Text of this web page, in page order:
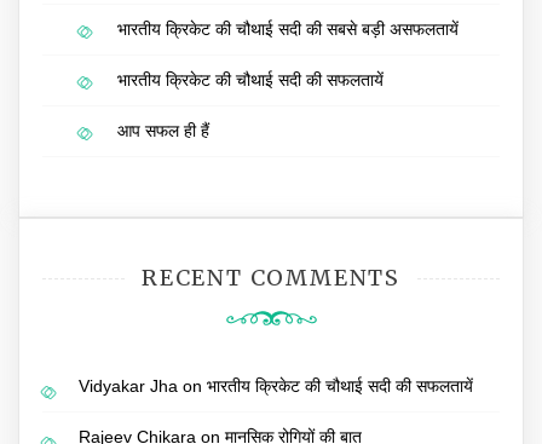
भारतीय क्रिकेट की चौथाई सदी की सबसे बड़ी असफलतायें
भारतीय क्रिकेट की चौथाई सदी की सफलतायें
आप सफल ही हैं
RECENT COMMENTS
Vidyakar Jha on भारतीय क्रिकेट की चौथाई सदी की सफलतायें
Rajeev Chikara on मानसिक रोगियों की बात